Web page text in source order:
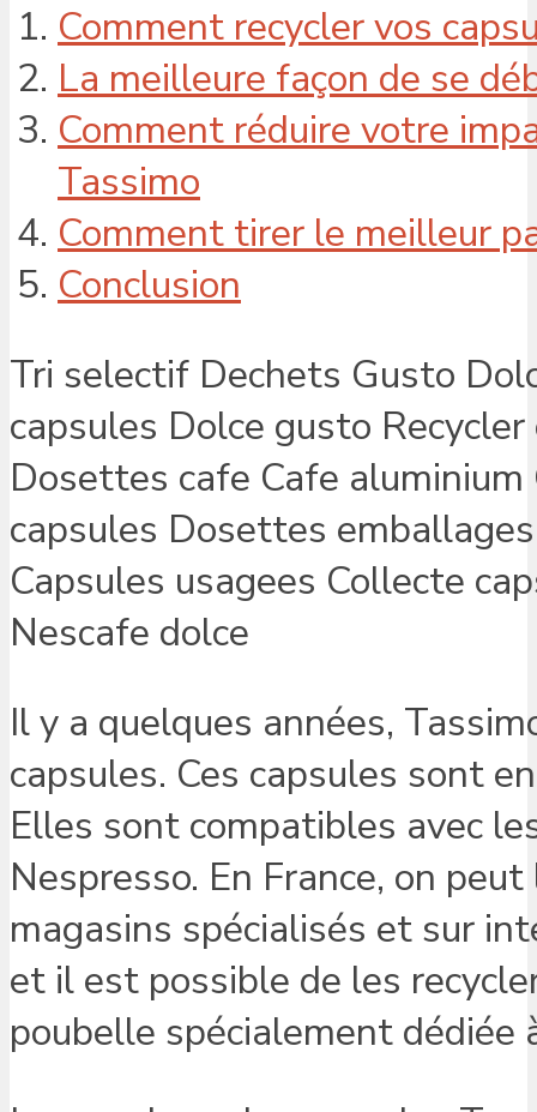
Comment recycler vos
La meilleure façon de se
Comment réduire votre
Tassimo
Comment tirer le meilleur
Conclusion
Tri selectif Dechets Gusto
capsules Dolce gusto
Dosettes cafe Cafe
capsules Dosettes
Capsules usagees Collecte
Nescafe dolce
Il y a quelques années,
capsules. Ces capsules sont
Elles sont compatibles avec
Nespresso. En France, on
magasins spécialisés et sur
et il est possible de les
poubelle spécialement dédiée